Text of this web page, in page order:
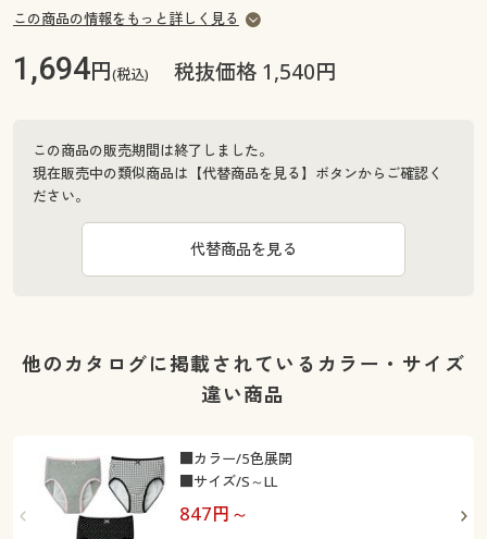
よくある質問とお問い合わせ
この商品の情報をもっと詳しく見る
1,694円(税込) 税抜価格 1,540円
この商品の販売期間は終了しました。
現在販売中の類似商品は【代替商品を見る】ボタンからご確認く
ださい。
代替商品を見る
他のカタログに掲載されているカラー・サイズ
違い商品
847円～
■カラー/5色展開
■サイズ/S～LL